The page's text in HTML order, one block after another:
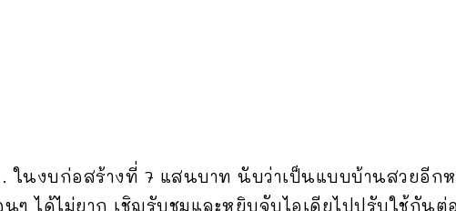
ในงบก่อสร้างที่ 7 แสนบาท นับว่าเป็นแบบบ้านสวยอีก
ๆ ได้ไม่ยาก เชิญรับชมและหยิบจับไอเดียไปปรับใช้กันต่